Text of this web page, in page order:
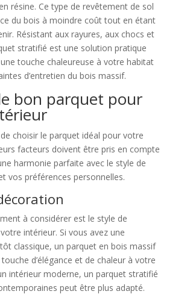
résine. Ce type de revêtement de sol
du bois à moindre coût tout en étant
Résistant aux rayures, aux chocs et
stratifié est une solution pratique
touche chaleureuse à votre habitat
d’entretien du bois massif.
bon parquet pour
de choisir le parquet idéal pour votre
facteurs doivent être pris en compte
harmonie parfaite avec le style de
vos préférences personnelles.
à considérer est le style de
intérieur. Si vous avez une
classique, un parquet en bois massif
d’élégance et de chaleur à votre
intérieur moderne, un parquet stratifié
peut être plus adapté.